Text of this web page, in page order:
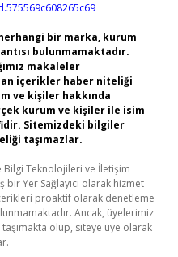
bir marka, kurum
bulunmamaktadır.
makaleler
içerikler haber niteliği
ve kişiler hakkında
kurum ve kişiler ile isim
Sitemizdeki bilgiler
taşımazlar.
Bilgi Teknolojileri ve İletişim
bir Yer Sağlayıcı olarak hizmet
proaktif olarak denetleme
Ancak, üyelerimiz
olup, siteye üye olarak